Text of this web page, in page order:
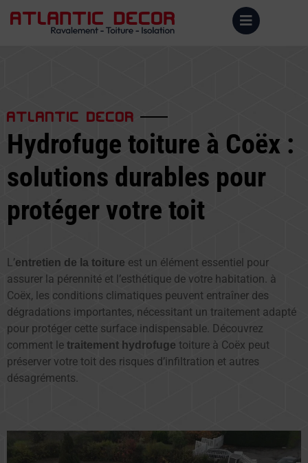
ATLANTIC DECOR
Hydrofuge toiture à Coëx :
solutions durables pour
protéger votre toit
L’entretien de la toiture est un élément essentiel pour
assurer la pérennité et l’esthétique de votre habitation. à
Coëx, les conditions climatiques peuvent entraîner des
dégradations importantes, nécessitant un traitement adapté
pour protéger cette surface indispensable. Découvrez
comment le traitement hydrofuge toiture à Coëx peut
préserver votre toit des risques d’infiltration et autres
désagréments.